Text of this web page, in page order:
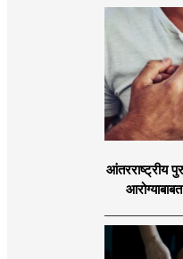
आंतरराष्ट्रीय